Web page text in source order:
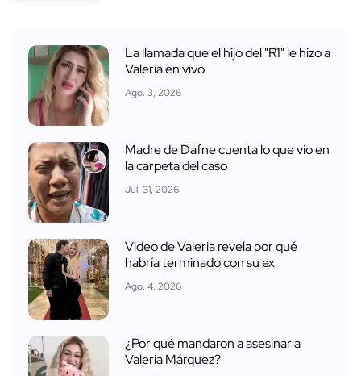
La llamada que el hijo del "R1" le hizo a
Valeria en vivo
Ago. 3, 2026
Madre de Dafne cuenta lo que vio en
la carpeta del caso
Jul. 31, 2026
Video de Valeria revela por qué
habría terminado con su ex
Ago. 4, 2026
¿Por qué mandaron a asesinar a
Valeria Márquez?